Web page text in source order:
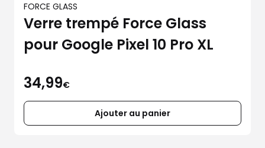
FORCE GLASS
Verre trempé Force Glass
pour Google Pixel 10 Pro XL
34,99€
Ajouter au panier